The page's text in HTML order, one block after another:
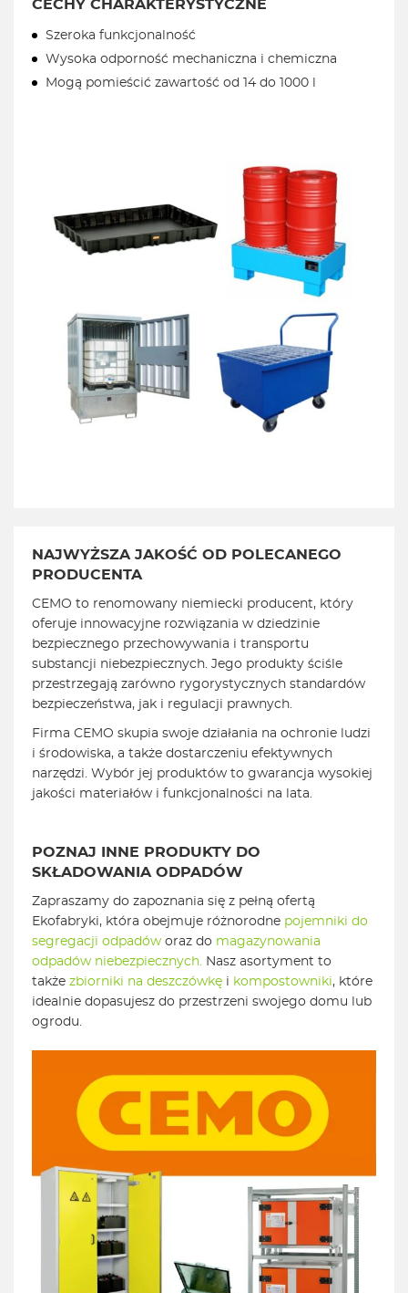
CECHY CHARAKTERYSTYCZNE
Szeroka funkcjonalność
Wysoka odporność mechaniczna i chemiczna
Mogą pomieścić zawartość od 14 do 1000 l
NAJWYŻSZA JAKOŚĆ OD POLECANEGO
PRODUCENTA
CEMO to renomowany niemiecki producent, który
oferuje innowacyjne rozwiązania w dziedzinie
bezpiecznego przechowywania i transportu
substancji niebezpiecznych. Jego produkty ściśle
przestrzegają zarówno rygorystycznych standardów
bezpieczeństwa, jak i regulacji prawnych.
Firma CEMO skupia swoje działania na ochronie ludzi
i środowiska, a także dostarczeniu efektywnych
narzędzi. Wybór jej produktów to gwarancja wysokiej
jakości materiałów i funkcjonalności na lata.
POZNAJ INNE PRODUKTY DO
SKŁADOWANIA ODPADÓW
Zapraszamy do zapoznania się z pełną ofertą
Ekofabryki, która obejmuje różnorodne pojemniki do
segregacji odpadów oraz do magazynowania
odpadów niebezpiecznych. Nasz asortyment to
także zbiorniki na deszczówkę i kompostowniki, które
idealnie dopasujesz do przestrzeni swojego domu lub
ogrodu.